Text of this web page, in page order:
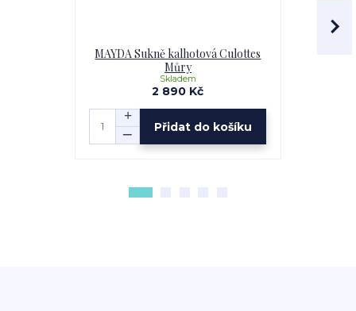
MAYDA Sukně kalhotová Culottes
Můry
2 890 Kč
Skladem
Přidat do košíku